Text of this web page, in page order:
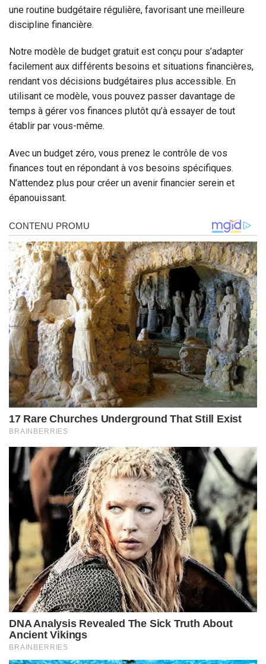
une routine budgétaire régulière, favorisant une meilleure
discipline financière.
Notre modèle de budget gratuit est conçu pour s’adapter
facilement aux différents besoins et situations financières,
rendant vos décisions budgétaires plus accessible. En
utilisant ce modèle, vous pouvez passer davantage de
temps à gérer vos finances plutôt qu’à essayer de tout
établir par vous-même.
Avec un budget zéro, vous prenez le contrôle de vos
finances tout en répondant à vos besoins spécifiques.
N’attendez plus pour créer un avenir financier serein et
épanouissant.